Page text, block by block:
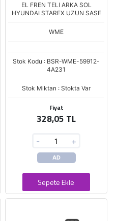
EL FREN TELI ARKA SOL
HYUNDAI STAREX UZUN SASE
WME
Stok Kodu : BSR-WME-59912-
4A231
Stok Miktarı : Stokta Var
Fiyat
328,05 TL
- +
AD
Sepete Ekle